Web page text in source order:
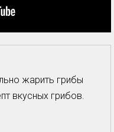
жарить грибы
вкусных грибов.